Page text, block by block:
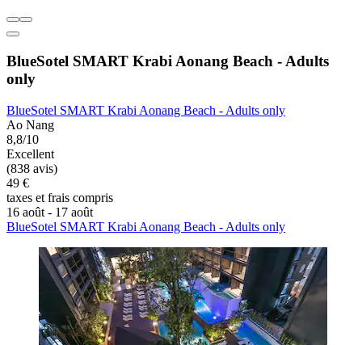
BlueSotel SMART Krabi Aonang Beach - Adults
only
BlueSotel SMART Krabi Aonang Beach - Adults only
Ao Nang
8,8/10
Excellent
(838 avis)
49 €
taxes et frais compris
16 août - 17 août
BlueSotel SMART Krabi Aonang Beach - Adults only